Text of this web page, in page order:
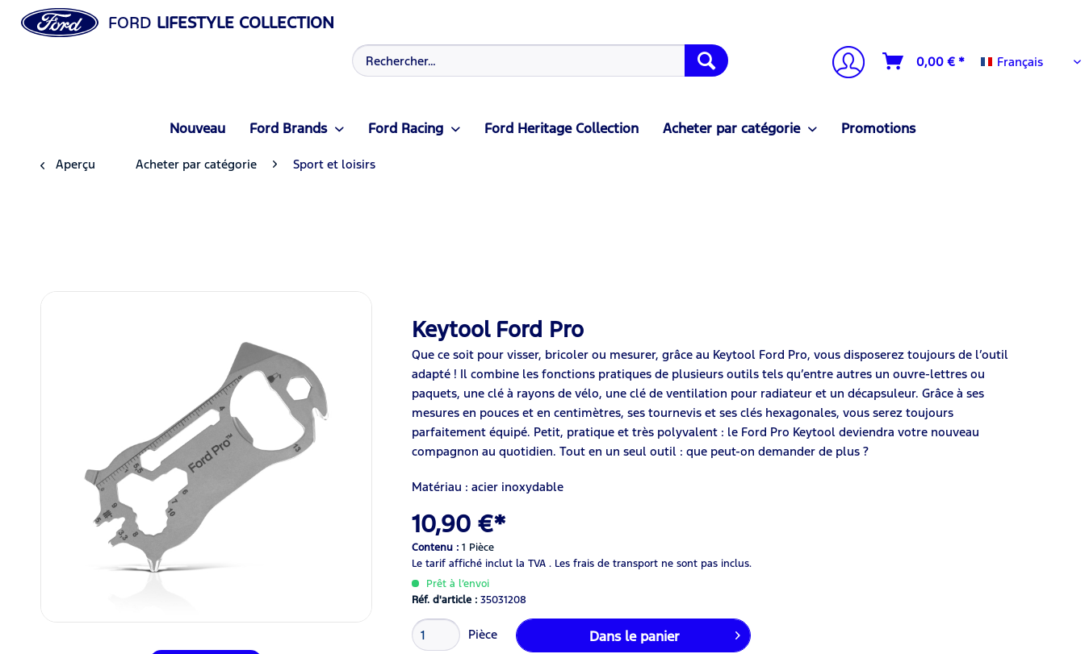
FORD LIFESTYLE COLLECTION
0,00 € * Français
Français
Nouveau Ford Brands Ford Racing Ford Heritage Collection Acheter par catégorie Promotions
Aperçu Acheter par catégorie Sport et loisirs
Keytool Ford Pro
Que ce soit pour visser, bricoler ou mesurer, grâce au Keytool Ford Pro, vous disposerez toujours de l’outil
adapté ! Il combine les fonctions pratiques de plusieurs outils tels qu’entre autres un ouvre-lettres ou
paquets, une clé à rayons de vélo, une clé de ventilation pour radiateur et un décapsuleur. Grâce à ses
mesures en pouces et en centimètres, ses tournevis et ses clés hexagonales, vous serez toujours
parfaitement équipé. Petit, pratique et très polyvalent : le Ford Pro Keytool deviendra votre nouveau
compagnon au quotidien. Tout en un seul outil : que peut-on demander de plus ?
Matériau : acier inoxydable
10,90 €*
Contenu :1 Pièce
Le tarif affiché inclut la TVA . Les frais de transport ne sont pas inclus.
Prêt à l’envoi
Réf. d'article :35031208
Pièce Dans le panier